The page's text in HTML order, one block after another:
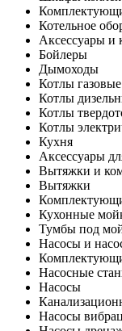
Котельное
Аксессуары и
Бойлеры
Дымоходы
Котлы газовые
Котлы
Котлы
Котлы
Кухня
Аксессуары
Вытяжки и
Вытяжки
Кухонные
Тумбы под
Насосы и
Насосные
Насосы
Насосы